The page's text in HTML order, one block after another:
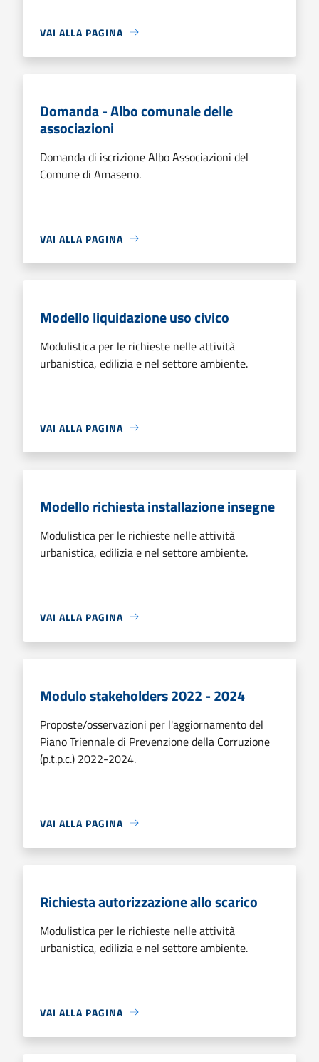
VAI ALLA PAGINA
Domanda - Albo comunale delle
associazioni
Domanda di iscrizione Albo Associazioni del
Comune di Amaseno.
VAI ALLA PAGINA
Modello liquidazione uso civico
Modulistica per le richieste nelle attività
urbanistica, edilizia e nel settore ambiente.
VAI ALLA PAGINA
Modello richiesta installazione insegne
Modulistica per le richieste nelle attività
urbanistica, edilizia e nel settore ambiente.
VAI ALLA PAGINA
Modulo stakeholders 2022 - 2024
Proposte/osservazioni per l'aggiornamento del
Piano Triennale di Prevenzione della Corruzione
(p.t.p.c.) 2022-2024.
VAI ALLA PAGINA
Richiesta autorizzazione allo scarico
Modulistica per le richieste nelle attività
urbanistica, edilizia e nel settore ambiente.
VAI ALLA PAGINA